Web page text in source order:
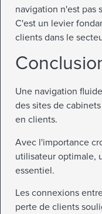
navigation n'est pas
C'est un levier
clients dans le
Une navigation
des sites de
en clients.
Avec l'importance
utilisateur optimale,
essentiel.
Les connexions
perte de clients